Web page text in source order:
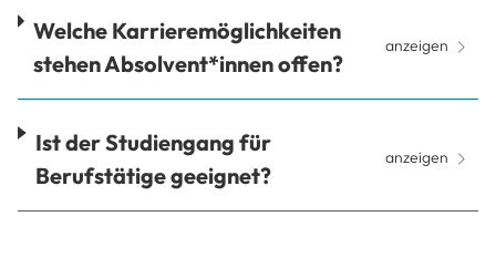
Welche Karrieremöglichkeiten
stehen Absolvent*innen offen?
anzeigen
Ist der Studiengang für
Berufstätige geeignet?
anzeigen